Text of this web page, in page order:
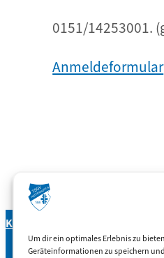
Um dir ein optimales Erlebnis zu
Geräteinformationen zu speichern
0151/14253001.
Anmeldeformular
Kontakt
TSGV Hattenhofen e.V.